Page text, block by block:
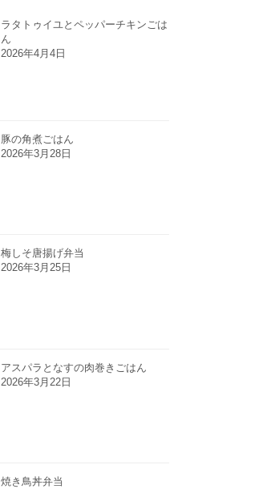
ラタトゥイユとペッパーチキンごは
ん
2026年4月4日
豚の角煮ごはん
2026年3月28日
梅しそ唐揚げ弁当
2026年3月25日
アスパラとなすの肉巻きごはん
2026年3月22日
焼き鳥丼弁当